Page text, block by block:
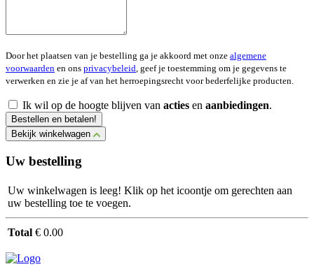
Door het plaatsen van je bestelling ga je akkoord met onze algemene
voorwaarden en ons privacybeleid , geef je toestemming om je gegevens te
verwerken en zie je af van het herroepingsrecht voor bederfelijke producten.
Ik wil op de hoogte blijven van acties en aanbiedingen.
Bestellen en betalen!
Bekijk winkelwagen
Uw bestelling
Uw winkelwagen is leeg! Klik op het icoontje om gerechten aan
uw bestelling toe te voegen.
Total € 0.00